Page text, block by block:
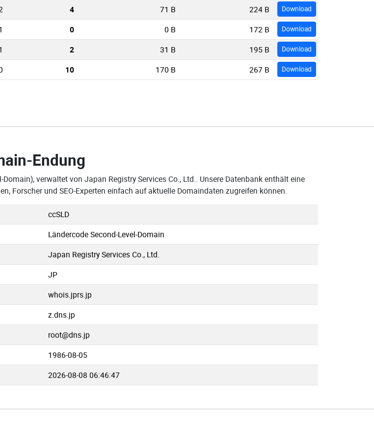
4 71 B 224 B Download
0 0 B 172 B Download
2 31 B 195 B Download
10 170 B 267 B Download
Endung
Domain), verwaltet von Japan Registry Services Co., Ltd.. Unsere Datenbank enthält eine
Forscher und SEO-Experten einfach auf aktuelle Domaindaten zugreifen können.
ccSLD
Ländercode Second-Level-Domain
Japan Registry Services Co., Ltd.
JP
whois.jprs.jp
z.dns.jp
root@dns.jp
1986-08-05
2026-08-08 06:46:47